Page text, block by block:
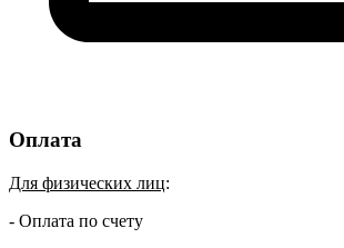
Оплата
Для физических лиц:
- Оплата по счету